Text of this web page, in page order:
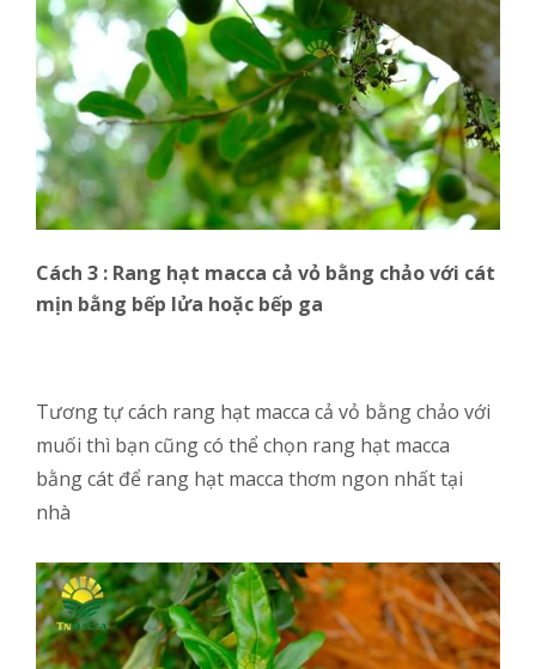
Cách 3 : Rang hạt macca cả vỏ bằng chảo với cát
mịn bằng bếp lửa hoặc bếp ga
Tương tự cách rang hạt macca cả vỏ bằng chảo với
muối thì bạn cũng có thể chọn rang hạt macca
bằng cát để rang hạt macca thơm ngon nhất tại
nhà